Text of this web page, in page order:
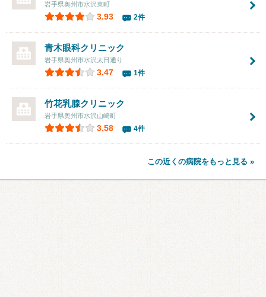
岩手県奥州市水沢東町
3.93 2件
青木眼科クリニック
岩手県奥州市水沢太日通り
3.47 1件
竹花乳腺クリニック
岩手県奥州市水沢山崎町
3.58 4件
この近くの病院をもっと見る »